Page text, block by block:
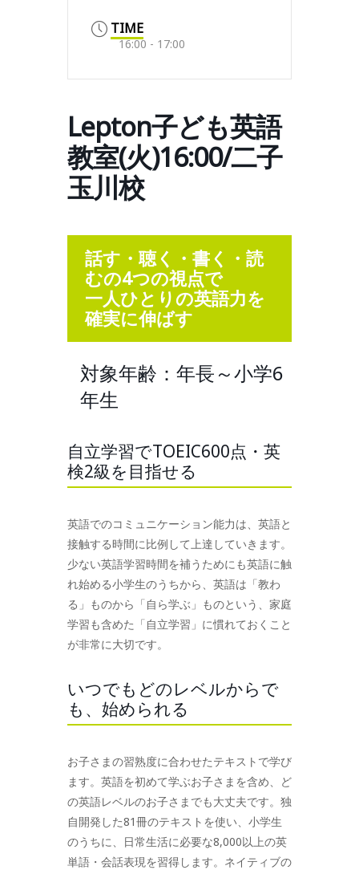
TIME
16:00 - 17:00
Lepton子ども英語
教室(火)16:00/二子
玉川校
話す・聴く・書く・読
むの4つの視点で
一人ひとりの英語力を
確実に伸ばす
対象年齢：年長～小学6
年生
自立学習でTOEIC600点・英
検2級を目指せる
英語でのコミュニケーション能力は、英語と
接触する時間に比例して上達していきます。
少ない英語学習時間を補うためにも英語に触
れ始める小学生のうちから、英語は「教わ
る」ものから「自ら学ぶ」ものという、家庭
学習も含めた「自立学習」に慣れておくこと
が非常に大切です。
いつでもどのレベルからで
も、始められる
お子さまの習熟度に合わせたテキストで学び
ます。英語を初めて学ぶお子さまを含め、ど
の英語レベルのお子さまでも大丈夫です。独
自開発した81冊のテキストを使い、小学生
のうちに、日常生活に必要な8,000以上の英
単語・会話表現を習得します。ネイティブの